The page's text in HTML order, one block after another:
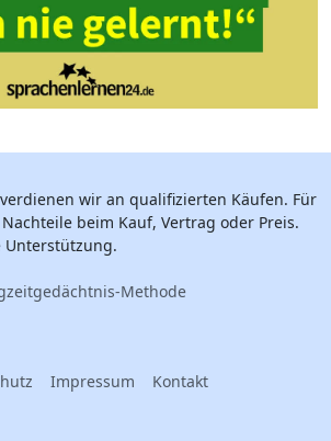
verdienen wir an qualifizierten Käufen. Für
beim Kauf, Vertrag oder Preis.
Unterstützung.
Methode
Impressum Kontakt